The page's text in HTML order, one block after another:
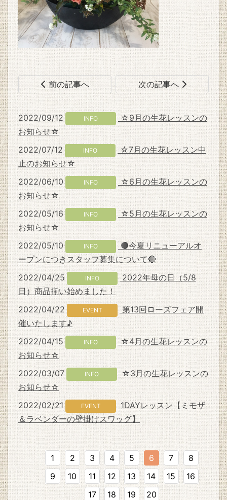
前の記事へ 次の記事へ
2022/09/12 INFO
☆9月の生花レッスンの
お知らせ☆
2022/07/12
INFO
☆7月の生花レッスン中
止のお知らせ☆
2022/06/10
INFO
☆6月の生花レッスンの
お知らせ☆
2022/05/16
INFO
☆5月の生花レッスンの
お知らせ☆
2022/05/10
INFO
🔴今夏リニューアルオ
ープンにつきスタッフ募集について🔴
2022/04/25
INFO
2022年母の日（5/8
日）商品揃い始めました！
2022/04/22
EVENT
第13回ローズフェア開
催いたします♪
2022/04/15
INFO
☆4月の生花レッスンの
お知らせ☆
2022/03/07
INFO
☆3月の生花レッスンの
お知らせ☆
2022/02/21
EVENT
1DAYレッスン【ミモザ
＆ラベンダーの壁掛けスワッグ】
1 2 3 4 5 6 7
8
9
10 11 12 13 14 15
16
17
18 19 20